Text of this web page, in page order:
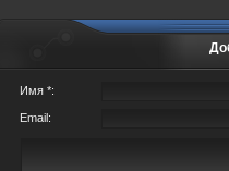
Имя *:
Email: